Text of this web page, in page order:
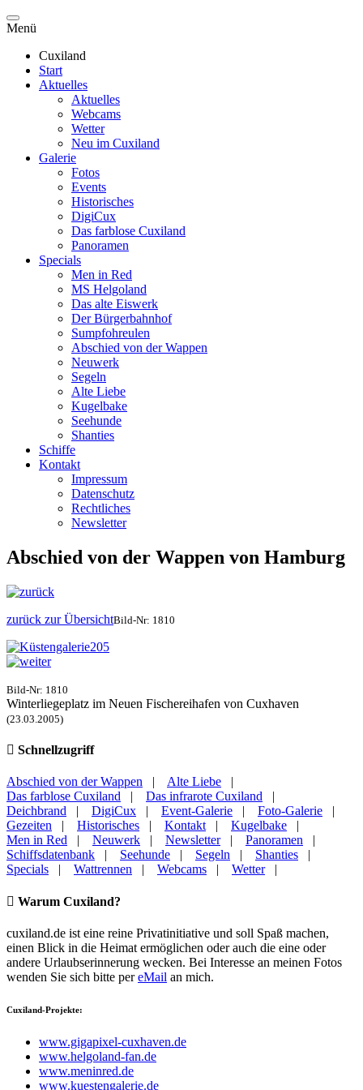
Menü
Cuxiland
Start
Aktuelles
Aktuelles
Webcams
Wetter
Neu im Cuxiland
Galerie
Fotos
Events
Historisches
DigiCux
Das farblose Cuxiland
Panoramen
Specials
Men in Red
MS Helgoland
Das alte Eiswerk
Der Bürgerbahnhof
Sumpfohreulen
Abschied von der Wappen
Neuwerk
Segeln
Alte Liebe
Kugelbake
Seehunde
Shanties
Schiffe
Kontakt
Impressum
Datenschutz
Rechtliches
Newsletter
Abschied von der Wappen von Hamburg
zurück zur ÜbersichtBild-Nr: 1810
Bild-Nr: 1810
Winterliegeplatz im Neuen Fischereihafen von Cuxhaven
(23.03.2005)
Schnellzugriff
Abschied von der Wappen | Alte Liebe |
Das farblose Cuxiland | Das infrarote Cuxiland |
Deichbrand | DigiCux | Event-Galerie | Foto-Galerie |
Gezeiten | Historisches | Kontakt | Kugelbake |
Men in Red | Neuwerk | Newsletter| Panoramen |
Schiffsdatenbank | Seehunde | Segeln | Shanties |
Specials | Wattrennen | Webcams | Wetter|
Warum Cuxiland?
cuxiland.de ist eine reine Privatinitiative und soll Spaß machen,
einen Blick in die Heimat ermöglichen oder auch die eine oder
andere Urlaubserinnerung wecken. Bei Interesse an meinen Fotos
wenden Sie sich bitte pereMail an mich.
Cuxiland-Projekte:
www.gigapixel-cuxhaven.de
www.helgoland-fan.de
www.meninred.de
www.kuestengalerie.de